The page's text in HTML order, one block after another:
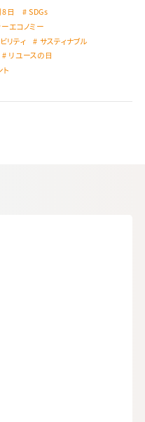
8日 SDGs
エコノミー
リティ
サスティナブル
リユースの日